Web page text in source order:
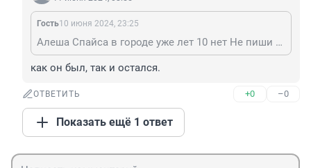
Гость10 июня 2024, 23:25
Алеша Спайса в городе уже лет 10 нет Не пиши ерунду
как он был, так и остался.
ОТВЕТИТЬ +0 –0
Показать ещё 1 ответ